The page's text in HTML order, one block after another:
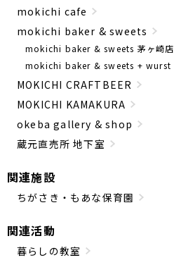
mokichi cafe
mokichi baker & sweets
mokichi baker & sweets 茅ヶ崎店
mokichi baker & sweets + wurst
MOKICHI CRAFTBEER
MOKICHI KAMAKURA
okeba gallery & shop
蔵元直売所 地下室
関連施設
ちがさき・もあな保育園
関連活動
暮らしの教室